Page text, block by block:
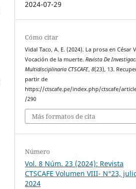
2024-07-29
Cómo citar
Vidal Taco, A. E. (2024). La prosa en César
Vocación de la muerte.Revista De
Multidisciplinaria CTSCAFE,8(23), 13.
partir de
https://ctscafe.pe/index.php/ctscafe/
/290
Más formatos de cita
Número
Vol. 8 Núm. 23 (2024): Revista
CTSCAFE Volumen VIII- N°23,
2024